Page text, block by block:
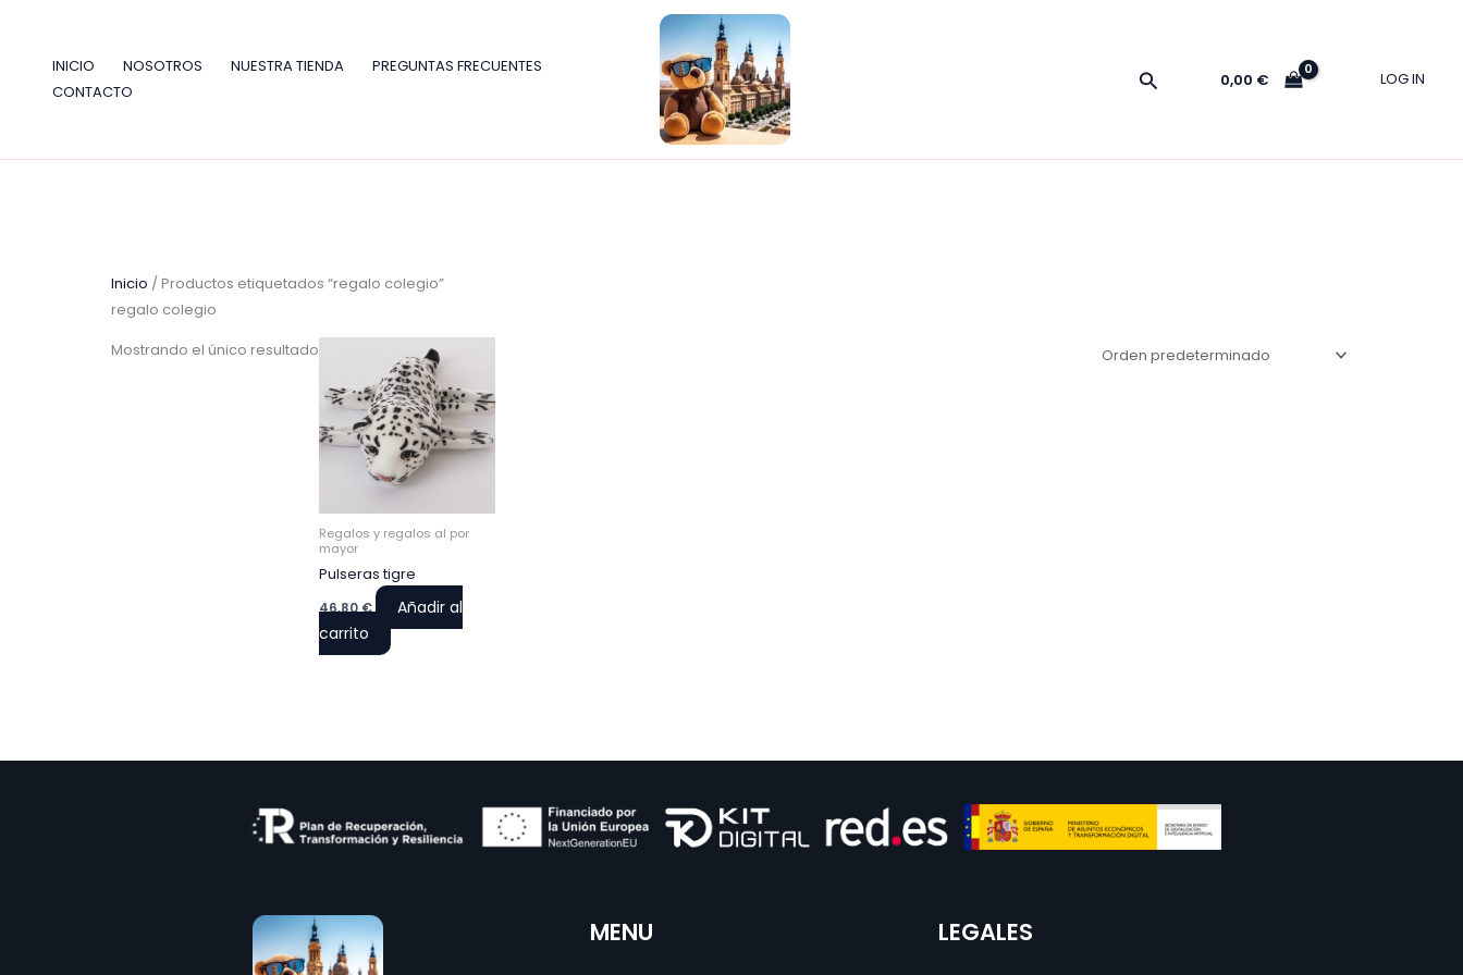
contenidoINICIO NOSOTROS NUESTRA TIENDA
PREGUNTAS FRECUENTES
CONTACTO
Buscar 0,00 € LOG IN
Inicio / Productos etiquetados “regalo colegio”
regalo colegio
Mostrando el único resultado
Regalos y regalos al por
mayor
Pulseras tigre
46,80€
Añadir al
carrito
MENU LEGALES